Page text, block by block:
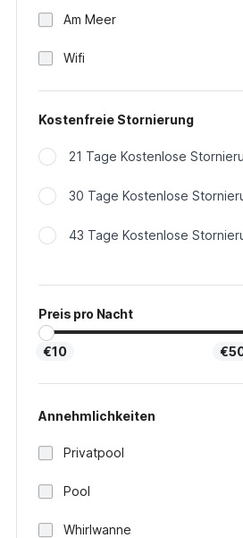
Am Meer
Wifi
Kostenfreie Stornierung
21 Tage Kostenlose
30 Tage Kostenlose
43 Tage Kostenlose
Preis pro Nacht
€10
Annehmlichkeiten
Privatpool
Pool
Whirlwanne